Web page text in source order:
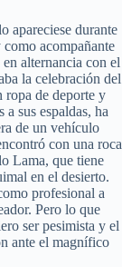
apareciese durante
acompañante
alternancia con el
la celebración del
ropa de deporte y
a sus espaldas, ha
de un vehículo
con una roca
Lama, que tiene
en el desierto.
profesional a
Pero lo que
ser pesimista y el
ante el magnífico